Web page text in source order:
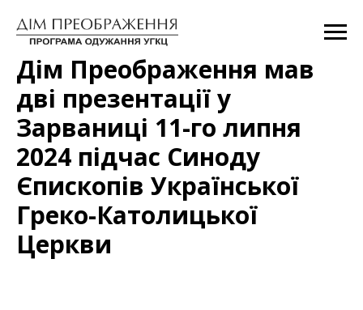
Дім Преображення мав
дві презентації у
Зарваниці 11-го липня
2024 підчас Синоду
Єпископів Української
Греко-Католицької
Церкви